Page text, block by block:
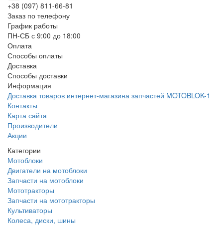
+38 (097) 811-66-81
Заказ по телефону
График работы
ПН-СБ с 9:00 до 18:00
Оплата
Способы оплаты
Доставка
Способы доставки
Информация
Доставка товаров интернет-магазина запчастей MOTOBLOK-1
Контакты
Карта сайта
Производители
Акции
Категории
Мотоблоки
Двигатели на мотоблоки
Запчасти на мотоблоки
Мототракторы
Запчасти на мототракторы
Культиваторы
Колеса, диски, шины